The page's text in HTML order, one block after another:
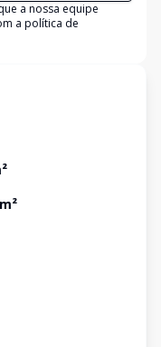
a nossa equipe
a política de